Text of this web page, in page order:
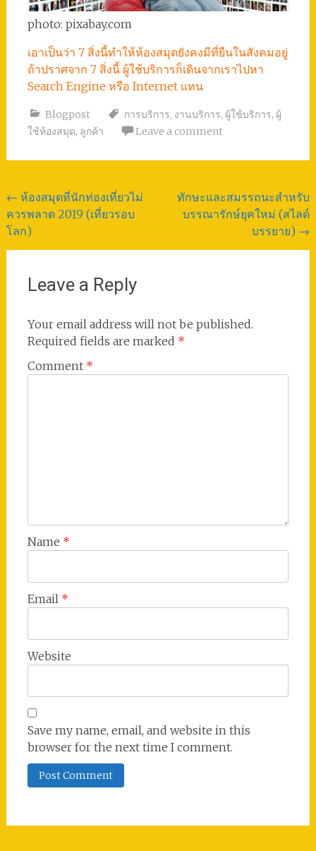
photo: pixabay.com
เอาเป็นว่า 7 สิ่งนี้ทำให้ห้องสมุดยังคงมีที่ยืนในสังคมอยู่
ถ้าปราศจาก 7 สิ่งนี้ ผู้ใช้บริการก็เดินจากเราไปหา
Search Engine หรือ Internet แทน
Blogpost การบริการ, งานบริการ, ผู้ใช้บริการ, ผู้
ใช้ห้องสมุด, ลูกค้า Leave a comment
Post
navigation
← ห้องสมุดที่นักท่องเที่ยวไม่
ควรพลาด 2019 (เที่ยวรอบ
โลก)
ทักษะและสมรรถนะสำหรับ
บรรณารักษ์ยุคใหม่ (สไลด์
บรรยาย) →
Leave a Reply
Your email address will not be published.
Required fields are marked *
Comment *
Name *
Email *
Website
Save my name, email, and website in this
browser for the next time I comment.